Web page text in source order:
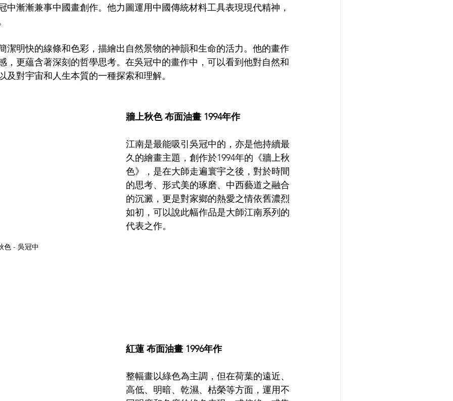
中漸漸兼事中國畫創作。他力圖運用中國傳統材料工具表現現代精神，
潔明快的線條和色彩，描繪出自然景物的神韻和生命的活力。他的畫作
，更蘊含著深刻的哲學思考。在吳冠中的畫作中，可以看到他對自然和
及對宇宙和人生本質的一種探索和理解。
色 - 吳冠中
牆上秋色 布面油畫 1994年作
江南是最能吸引吳冠中的，亦是他持續最
久的繪畫主題，創作於1994年的《牆上秋
色》，是在大師走遍寰宇之後，對於時間
的思考、形式美的琢磨、中西藝道之融合
的沉澱，更是對家鄉的熱愛之情依舊濃烈
如初，可以說此幅作品是大師江南系列的
代表之作。
紅蓮 布面油畫 1996年作
整幅畫以綠色為主調，但在荷葉的遠近、
高低、明暗、乾濕、枯榮等方面，運用不